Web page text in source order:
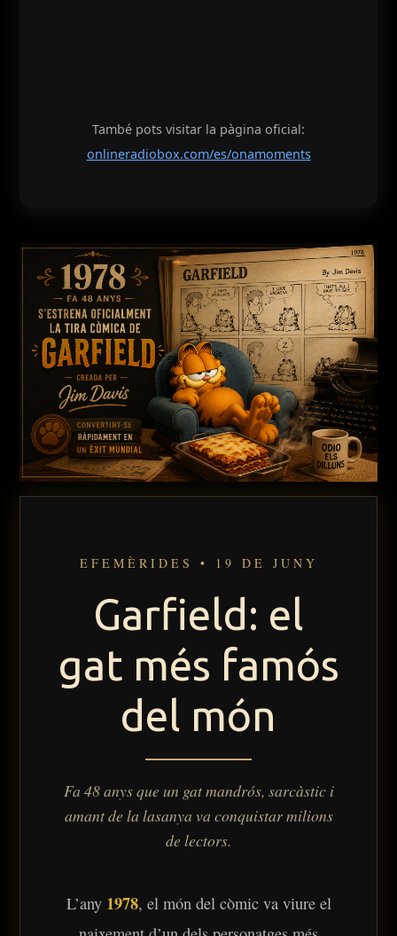
També pots visitar la pàgina oficial:
onlineradiobox.com/es/onamoments
EFEMÈRIDES • 19 DE JUNY
Garfield: el
gat més famós
del món
Fa 48 anys que un gat mandrós, sarcàstic i
amant de la lasanya va conquistar milions
de lectors.
L’any 1978, el món del còmic va viure el